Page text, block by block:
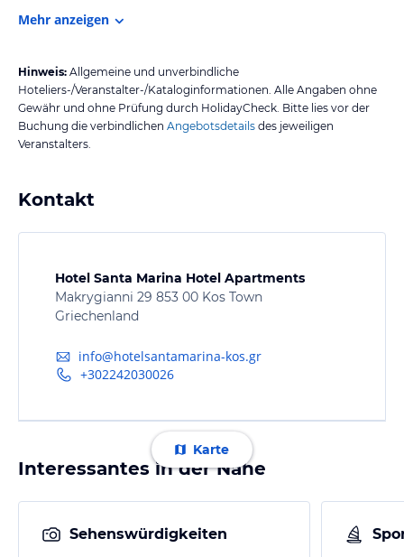
Mehr anzeigen
Hinweis: Allgemeine und unverbindliche
Hoteliers-/Veranstalter-/Kataloginformationen. Alle Angaben ohne
Gewähr und ohne Prüfung durch HolidayCheck. Bitte lies vor der
Buchung die verbindlichen Angebotsdetails des jeweiligen
Veranstalters.
Kontakt
Hotel Santa Marina Hotel Apartments
Makrygianni 29 853 00 Kos Town
Griechenland
info@hotelsantamarina-kos.gr
+302242030026
Karte
Interessantes in der Nähe
Sehenswürdigkeiten